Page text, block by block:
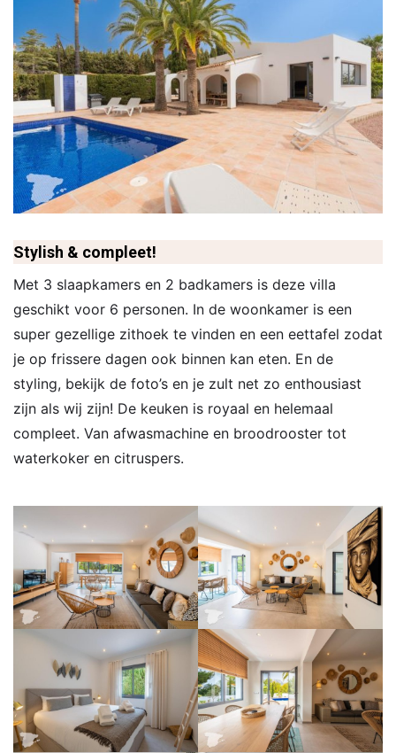
Stylish & compleet!
Met 3 slaapkamers en 2 badkamers is deze villa
geschikt voor 6 personen. In de woonkamer is een
super gezellige zithoek te vinden en een eettafel zodat
je op frissere dagen ook binnen kan eten. En de
styling, bekijk de foto’s en je zult net zo enthousiast
zijn als wij zijn! De keuken is royaal en helemaal
compleet. Van afwasmachine en broodrooster tot
waterkoker en citruspers.